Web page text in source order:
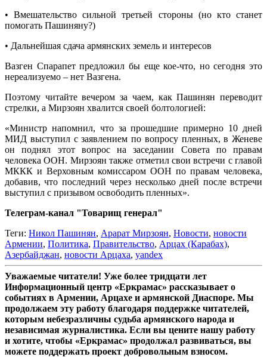
• Вмешательство сильной третьей стороны (но кто станет
помогать Пашиняну?)
• Дальнейшая сдача армянских земель и интересов
Вазген Спарапет предложил бы еще кое-что, но сегодня это
нереализуемо – нет Вазгена.
Поэтому читайте вечером за чаем, как Пашинян переводит
стрелки, а Мирзоян хвалится своей болтологией:
«Министр напомнил, что за прошедшие примерно 10 дней
МИД выступил с заявлением по вопросу пленных, в Женеве
он поднял этот вопрос на заседании Совета по правам
человека ООН. Мирзоян также отметил свои встречи с главой
МККК и Верховным комиссаром ООН по правам человека,
добавив, что последний через несколько дней после встречи
выступил с призывом освободить пленных».
Телеграм-канал "Товарищ генерал"
Теги: Никол Пашинян, Арарат Мирзоян, Новости, новости
Армении, Политика, Правительство, Арцах (Карабах),
Азербайджан, новости Арцаха, yandex
Уважаемые читатели! Уже более тридцати лет
Информационный центр «Еркрамас» рассказывает о
событиях в Армении, Арцахе и армянской Диаспоре. Мы
продолжаем эту работу благодаря поддержке читателей,
которым небезразличны судьба армянского народа и
независимая журналистика. Если вы цените нашу работу
и хотите, чтобы «Еркрамас» продолжал развиваться, вы
можете поддержать проект добровольным взносом.